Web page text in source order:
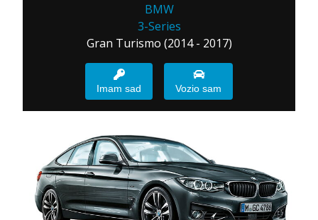
BMW
3-Series
Gran Turismo (2014 - 2017)
Imam sad Vozio sam